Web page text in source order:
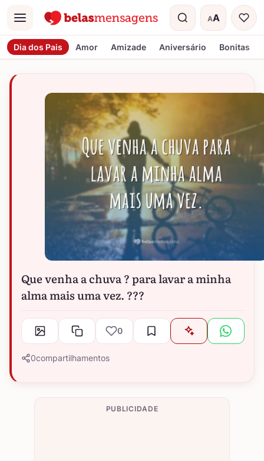
Menu AA
Tamanho do
Dia dos Pais Amor Amizade Aniversário Bonitas
Que venha a chuva ? para lavar a minha
alma mais uma vez. ???
0
0compartilhamentos
PUBLICIDADE